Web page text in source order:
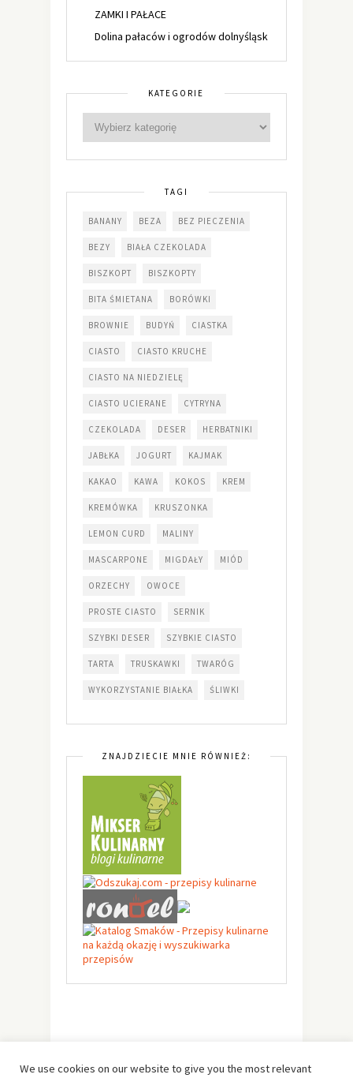
ZAMKI I PAŁACE
Dolina pałaców i ogrodów dolnyśląsk
KATEGORIE
TAGI
BANANY BEZA BEZ PIECZENIA
BEZY BIAŁA CZEKOLADA
BISZKOPT BISZKOPTY
BITA ŚMIETANA BORÓWKI
BROWNIE BUDYŃ CIASTKA
CIASTO CIASTO KRUCHE
CIASTO NA NIEDZIELĘ
CIASTO UCIERANE CYTRYNA
CZEKOLADA DESER HERBATNIKI
JABŁKA JOGURT KAJMAK
KAKAO KAWA KOKOS KREM
KREMÓWKA KRUSZONKA
LEMON CURD MALINY
MASCARPONE MIGDAŁY MIÓD
ORZECHY OWOCE
PROSTE CIASTO SERNIK
SZYBKI DESER SZYBKIE CIASTO
TARTA TRUSKAWKI TWARÓG
WYKORZYSTANIE BIAŁKA ŚLIWKI
ZNAJDZIECIE MNIE RÓWNIEŻ:
We use cookies on our website to give you the most relevant